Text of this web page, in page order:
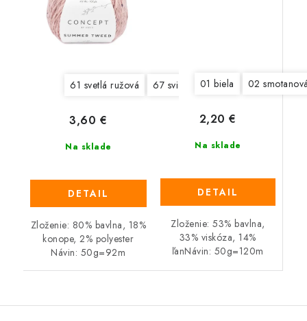
61 svetlá ružová 67 svieža jabĺčková 70 tmavá
Na sklade
3,60 €
DETAIL
Zloženie: 80% bavlna, 18%
konope, 2% polyester
Návin: 50g=92m
01 biela 02
Na sklade
2,20 €
DETAIL
Zloženie: 53% bavlna,
33% viskóza, 14%
ľanNávin: 50g=120m